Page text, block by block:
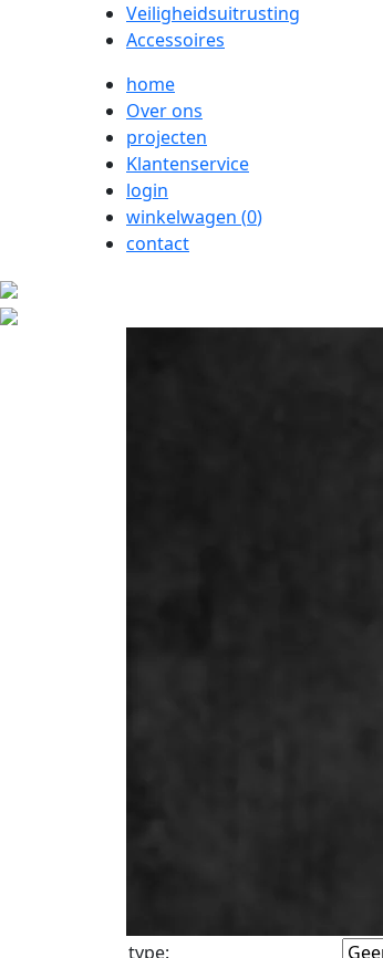
Veiligheidsuitrusting
Accessoires
home
Over ons
projecten
Klantenservice
login
winkelwagen (0)
contact
type: